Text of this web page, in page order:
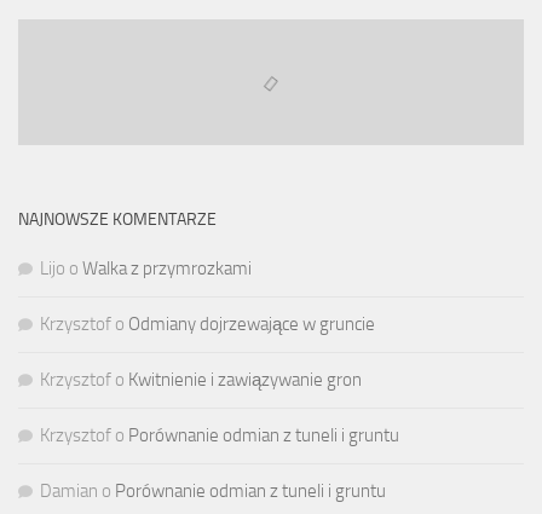
NAJNOWSZE KOMENTARZE
Lijo o Walka z przymrozkami
Krzysztof o Odmiany dojrzewające w gruncie
Krzysztof o Kwitnienie i zawiązywanie gron
Krzysztof o Porównanie odmian z tuneli i gruntu
Damian o Porównanie odmian z tuneli i gruntu